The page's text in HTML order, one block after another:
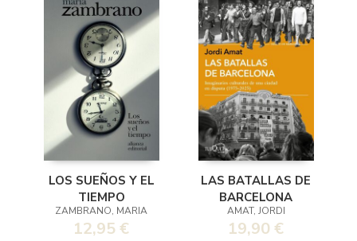
LOS SUEÑOS Y EL
TIEMPO
ZAMBRANO, MARIA
12,95 €
LAS BATALLAS DE
BARCELONA
AMAT, JORDI
19,90 €